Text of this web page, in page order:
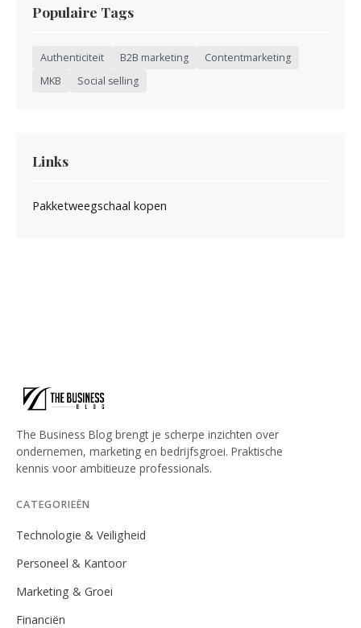
Populaire Tags
Authenticiteit B2B marketing
Contentmarketing
MKB
Social selling
Links
Pakketweegschaal kopen
The Business Blog brengt je scherpe inzichten over
ondernemen, marketing en bedrijfsgroei. Praktische
kennis voor ambitieuze professionals.
CATEGORIEËN
Technologie & Veiligheid
Personeel & Kantoor
Marketing & Groei
Financiën